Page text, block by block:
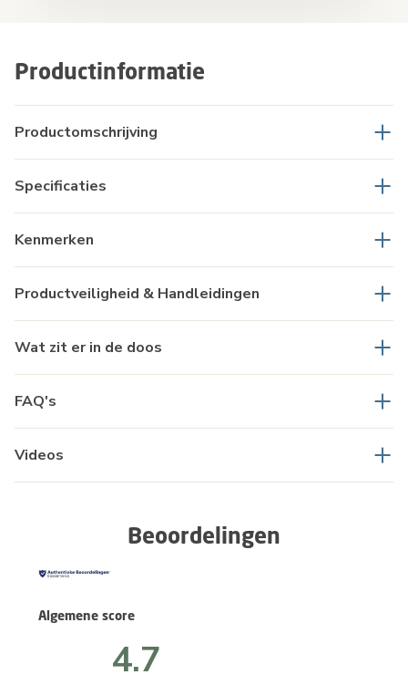
Productinformatie
Productomschrijving
Specificaties
Kenmerken
Productveiligheid & Handleidingen
Wat zit er in de doos
FAQ's
Videos
Beoordelingen
Algemene score
4.7